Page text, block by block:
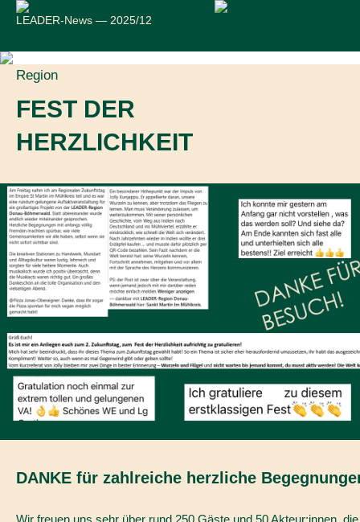
LEADER-News — 2025/12
Region
FEST DER
HERZLICHKEIT
DANKE für zahlreiche herzliche
Wir freuen uns sehr über rund 250 Gäste und 50 Akteur:innen,